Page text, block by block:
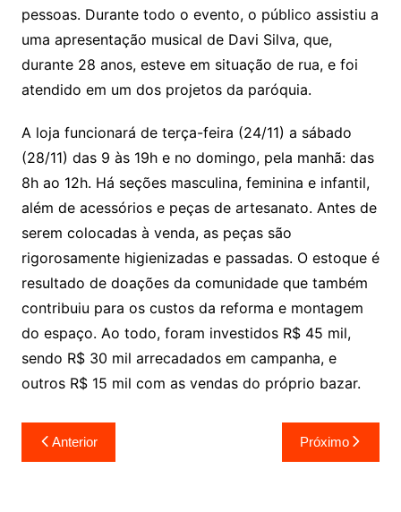
pessoas. Durante todo o evento, o público assistiu a
uma apresentação musical de Davi Silva, que,
durante 28 anos, esteve em situação de rua, e foi
atendido em um dos projetos da paróquia.
A loja funcionará de terça-feira (24/11) a sábado
(28/11) das 9 às 19h e no domingo, pela manhã: das
8h ao 12h. Há seções masculina, feminina e infantil,
além de acessórios e peças de artesanato. Antes de
serem colocadas à venda, as peças são
rigorosamente higienizadas e passadas. O estoque é
resultado de doações da comunidade que também
contribuiu para os custos da reforma e montagem
do espaço. Ao todo, foram investidos R$ 45 mil,
sendo R$ 30 mil arrecadados em campanha, e
outros R$ 15 mil com as vendas do próprio bazar.
Navegação
de
Anterior Próximo